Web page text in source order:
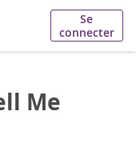
Se
connecter
Me